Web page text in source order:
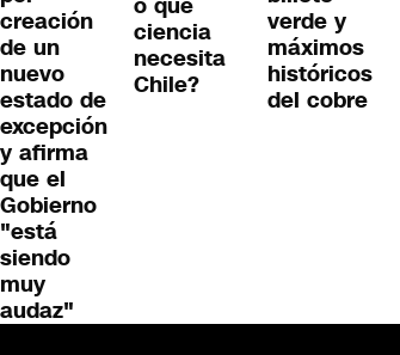
creación
de un
nuevo
estado de
excepción
y afirma
que el
Gobierno
"está
siendo
muy
audaz"
o qué
ciencia
necesita
Chile?
verde y
máximos
históricos
del cobre